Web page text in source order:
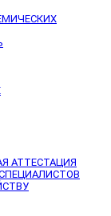
АТТЕСТАЦИЯ